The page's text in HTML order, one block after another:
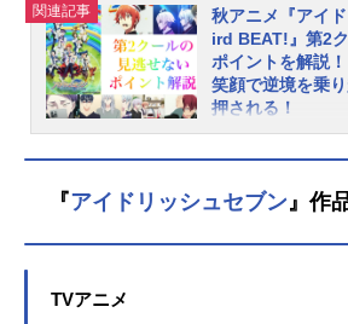
関連記事
秋アニメ『アイ
ird BEAT!』第2
ポイントを解説
笑顔で逆境を乗
押される！
2022年10月より
『アイドリッシ
T!』第2クール。
り、アイドルた
れていきます。
『アイドリッシュセブン』作
TVアニメ